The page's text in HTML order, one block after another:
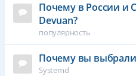
Почему в России и
Devuan?
популярность
Почему вы выбрали
Systemd